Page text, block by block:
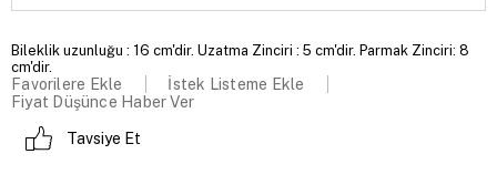
Bileklik uzunluğu : 16 cm'dir. Uzatma Zinciri : 5 cm'dir. Parmak Zinciri: 8
cm'dir.
Favorilere Ekle
İstek Listeme Ekle
Fiyat Düşünce Haber Ver
Tavsiye Et